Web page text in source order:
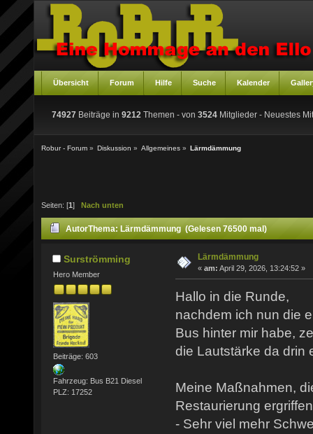
Übersicht Forum Hilfe Suche Kalender
74927 Beiträge in 9212 Themen - von 3524 Mitglieder - Neuestes
Robur - Forum » Diskussion » Allgemeines » Lärmdämmung
Seiten: [1 ] Nach unten
AutorThema: Lärmdämmung (Gelesen 76500 mal)
Surströmming
Hero Member
Beiträge: 603
Fahrzeug: Bus B21 Diesel
PLZ: 17252
Lärmdämmung
« am: April 29, 2026, 13:24:52 »
Hallo in die Runde,
nachdem ich nun die
Bus hinter mir habe,
die Lautstärke da drin
Meine Maßnahmen,
Restaurierung
- Sehr viel mehr